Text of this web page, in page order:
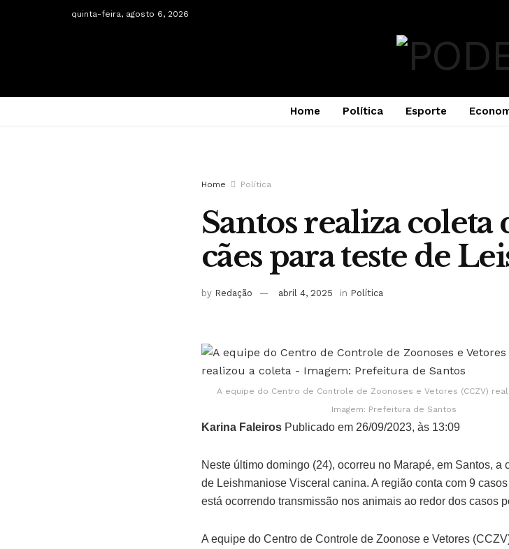
quinta-feira, agosto 6, 2026
Home Política Esporte
Home Política
Santos realiza coleta
cães para teste de
by Redação abril 4, 2025 in Política
A equipe do Centro de Controle de Zoonoses e Vetores (CCZV)
Imagem: Prefeitura de Santos
Karina Faleiros Publicado em 26/09/2023, às 13:09
Neste último domingo (24), ocorreu no Marapé, em Santos,
de Leishmaniose Visceral canina. A região conta com 9
está ocorrendo transmissão nos animais ao redor dos casos
A equipe do Centro de Controle de Zoonose e Vetores